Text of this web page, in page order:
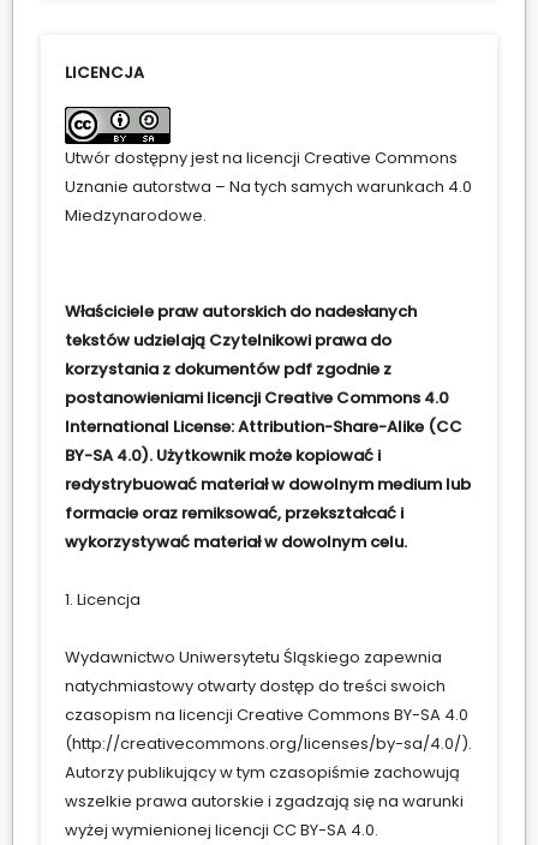
LICENCJA
Utwór dostępny jest na licencji Creative Commons
Uznanie autorstwa – Na tych samych warunkach 4.0
Miedzynarodowe.
Właściciele praw autorskich do nadesłanych
tekstów udzielają Czytelnikowi prawa do
korzystania z dokumentów pdf zgodnie z
postanowieniami licencji Creative Commons 4.0
International License: Attribution-Share-Alike (CC
BY-SA 4.0). Użytkownik może kopiować i
redystrybuować materiał w dowolnym medium lub
formacie oraz remiksować, przekształcać i
wykorzystywać materiał w dowolnym celu.
1. Licencja
Wydawnictwo Uniwersytetu Śląskiego zapewnia
natychmiastowy otwarty dostęp do treści swoich
czasopism na licencji Creative Commons BY-SA 4.0
(http://creativecommons.org/licenses/by-sa/4.0/).
Autorzy publikujący w tym czasopiśmie zachowują
wszelkie prawa autorskie i zgadzają się na warunki
wyżej wymienionej licencji CC BY-SA 4.0.